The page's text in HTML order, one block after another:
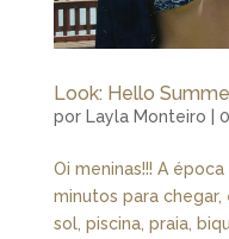
Look: Hello
por Layla Monteiro
Oi meninas!!! A
minutos para chegar,
sol, piscina, praia,